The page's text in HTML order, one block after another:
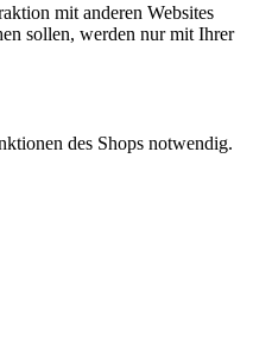
mit anderen Websites
sollen, werden nur mit Ihrer
des Shops notwendig.